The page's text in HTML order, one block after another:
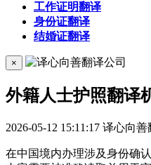
工作证明翻译
身份证翻译
结婚证翻译
×
外籍人士护照翻译
2026-05-12 15:11:17 译心向善
在中国境内办理涉及身份确